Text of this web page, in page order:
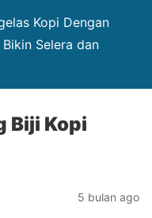
Kopi Dengan
Selera dan
Biji Kopi
5 bulan ago